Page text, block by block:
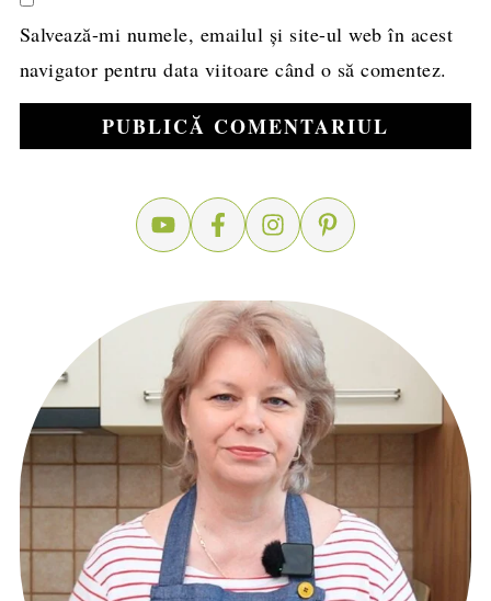
Salvează-mi numele, emailul și site-ul web în acest
navigator pentru data viitoare când o să comentez.